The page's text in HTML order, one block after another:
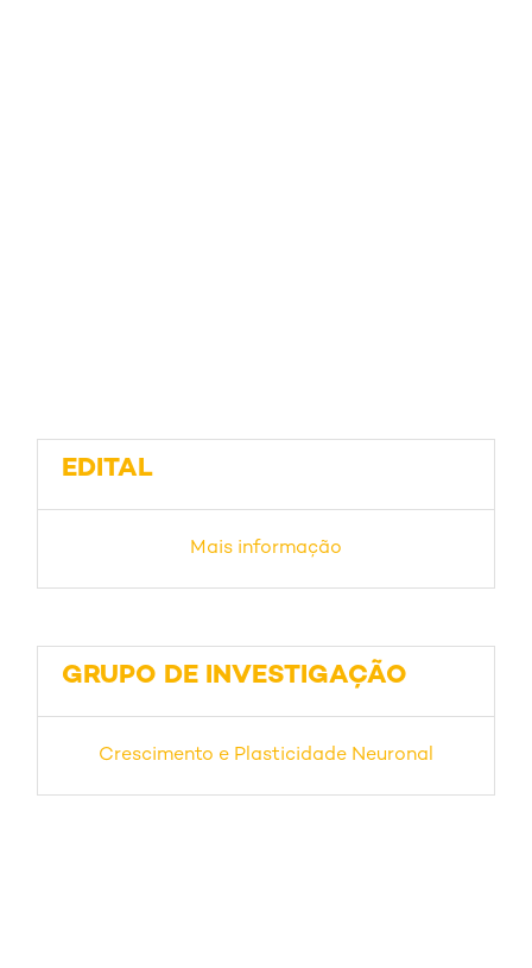
EDITAL
Mais informação
GRUPO DE INVESTIGAÇÃO
Crescimento e Plasticidade Neuronal